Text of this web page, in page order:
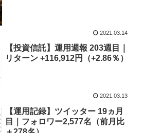
2021.03.14
【投資信託】運用週報 203週目｜
リターン +116,912円（+2.86％）
2021.03.13
【運用記録】ツイッター 19ヵ月
目｜フォロワー2,577名（前月比